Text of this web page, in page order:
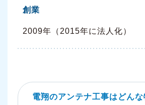
創業
2009年（2015年に法人化）
電翔のアンテナ工事はどん